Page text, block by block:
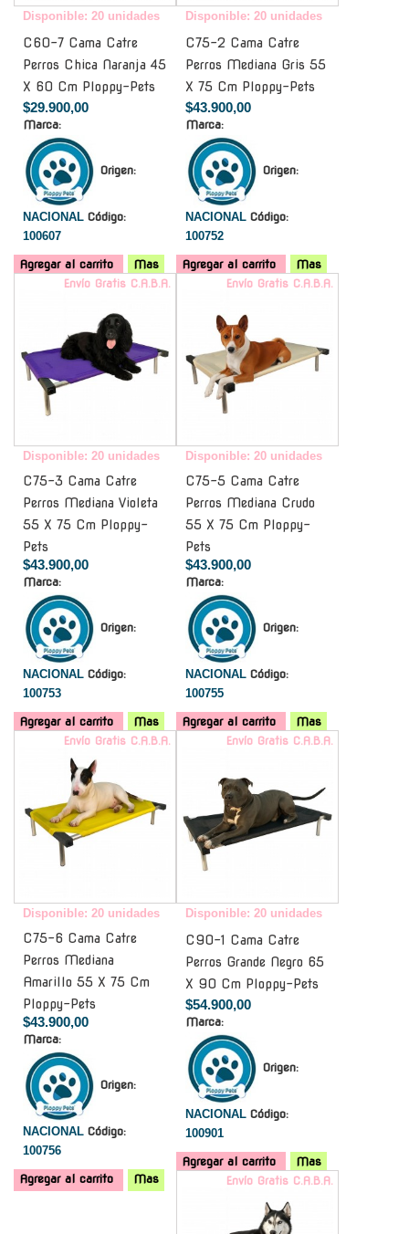
Disponible: 20 unidades
C60-7 Cama Catre
Perros Chica Naranja 45
X 60 Cm Ploppy-Pets
$29.900,00
Marca:
Origen:
NACIONAL Código:
100607
Agregar al carrito Mas
Disponible: 20 unidades
C75-2 Cama Catre
Perros Mediana Gris 55
X 75 Cm Ploppy-Pets
$43.900,00
Marca:
Origen:
NACIONAL Código:
100752
Agregar al carrito
Mas
Envío Gratis C.A.B.A.
Disponible: 20 unidades
C75-3 Cama Catre
Perros Mediana Violeta
55 X 75 Cm Ploppy-
Pets
$43.900,00
Marca:
Origen:
NACIONAL Código:
100753
Agregar al carrito Mas
Envío Gratis C.A.B.A.
Disponible: 20 unidades
C75-5 Cama Catre
Perros Mediana Crudo
55 X 75 Cm Ploppy-
Pets
$43.900,00
Marca:
Origen:
NACIONAL Código:
100755
Agregar al carrito
Mas
Envío Gratis C.A.B.A.
Disponible: 20 unidades
C75-6 Cama Catre
Perros Mediana
Amarillo 55 X 75 Cm
Ploppy-Pets
$43.900,00
Marca:
Origen:
NACIONAL Código:
100756
Agregar al carrito Mas
Envío Gratis C.A.B.A.
Disponible: 20 unidades
C90-1 Cama Catre
Perros Grande Negro 65
X 90 Cm Ploppy-Pets
$54.900,00
Marca:
Origen:
NACIONAL Código:
100901
Agregar al carrito
Mas
Envío Gratis C.A.B.A.